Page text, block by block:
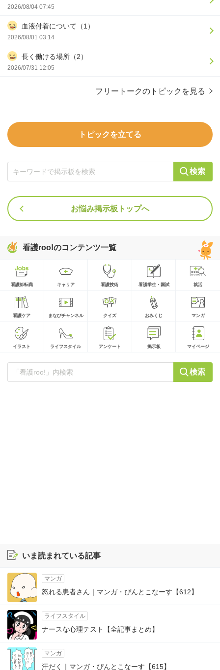
2026/08/04 07:45
血液付着について（1）
2026/08/01 03:14
長く働ける場所（2）
2026/07/31 12:05
フリートークのトピックを見る
トピックを立てる
検索
お悩み掲示板トップへ
看護roo!のコンテンツ一覧
看護師転職 キャリア 看護技術 看護学生・国試 就活
看護ケア まなびチャンネル クイズ おみくじ マンガ
イラスト ライフスタイル アンケート 掲示板 マイページ
検索
いま読まれている記事
マンガ
怒れる患者さん｜マンガ・ぴんとこなーす【612】
ライフスタイル
ナースな心理テスト【全記事まとめ】
マンガ
汗だく｜マンガ・ぴんとこなーす【615】